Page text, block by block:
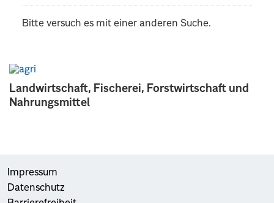
Landwirtschaft, Fischerei, Forstwirtschaft und
Nahrungsmittel
Bitte versuch es mit einer anderen Suche.
Impressum
Datenschutz